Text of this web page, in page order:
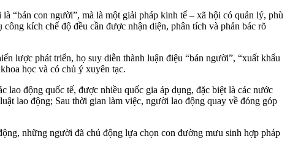
“bán con người”, mà là một giải pháp kinh tế – xã hội có quản lý, phù
kích chế độ đều cần được nhận diện, phân tích và phản bác rõ
lược phát triển, họ suy diễn thành luận điệu “bán người”, “xuất khẩu
học và có chủ ý xuyên tạc.
động quốc tế, được nhiều quốc gia áp dụng, đặc biệt là các nước
lao động; Sau thời gian làm việc, người lao động quay về đóng góp
những người đã chủ động lựa chọn con đường mưu sinh hợp pháp